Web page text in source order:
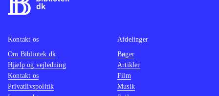
Kontakt os
Om Bibliotek.dk
Hjælp og vejledning
Kontakt os
Privatlivspolitik
Afdelinger
Bøger
Artikler
Film
Musik